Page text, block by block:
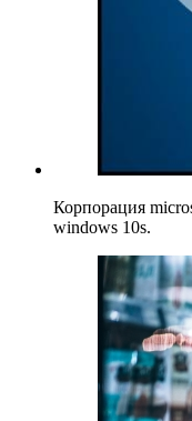
Корпорация
windows 10s.